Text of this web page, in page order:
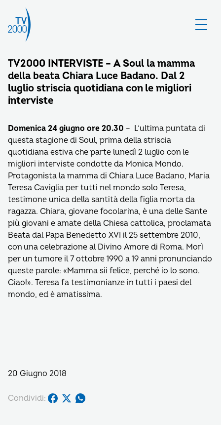
TV2000 INTERVISTE – A Soul la mamma
della beata Chiara Luce Badano. Dal 2
luglio striscia quotidiana con le migliori
interviste
Domenica 24 giugno ore 20.30 – L’ultima puntata di
questa stagione di Soul, prima della striscia
quotidiana estiva che parte lunedì 2 luglio con le
migliori interviste condotte da Monica Mondo.
Protagonista la mamma di Chiara Luce Badano, Maria
Teresa Caviglia per tutti nel mondo solo Teresa,
testimone unica della santità della figlia morta da
ragazza. Chiara, giovane focolarina, è una delle Sante
più giovani e amate della Chiesa cattolica, proclamata
Beata dal Papa Benedetto XVI il 25 settembre 2010,
con una celebrazione al Divino Amore di Roma. Morì
per un tumore il 7 ottobre 1990 a 19 anni pronunciando
queste parole: «Mamma sii felice, perché io lo sono.
Ciao!». Teresa fa testimonianze in tutti i paesi del
mondo, ed è amatissima.
20 Giugno 2018
Condividi: